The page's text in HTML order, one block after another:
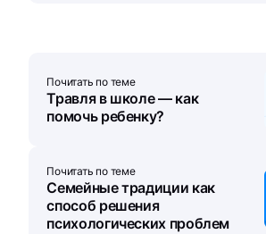
Почитать по теме
Травля в школе — как
помочь ребенку?
Почитать по теме
Семейные традиции как
способ решения
психологических проблем